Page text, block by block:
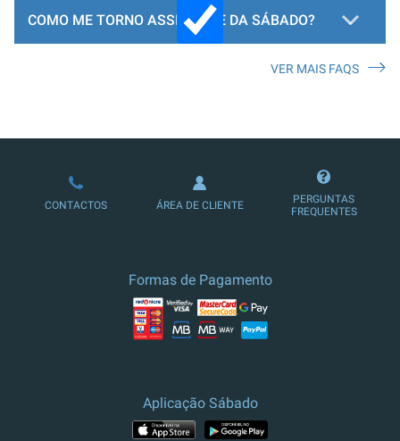
COMO ME TORNO ASSINANTE DA SÁBADO?
LOJA DE ASSINATURAS
VER MAIS FAQS
CONTACTOS ÁREA DE CLIENTE
PERGUNTAS
FREQUENTES
Formas de Pagamento
Aplicação Sábado